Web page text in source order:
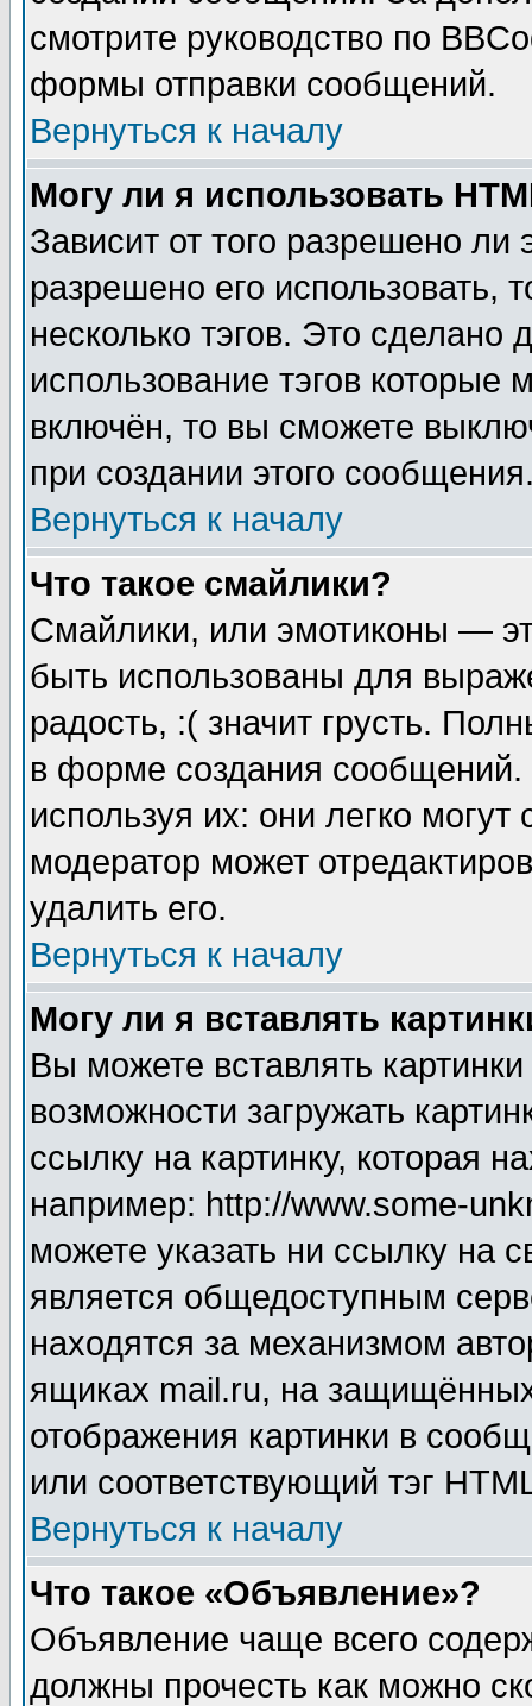
смотрите руководство по
формы отправки сообщений.
Вернуться к началу
Могу ли я использовать
Зависит от того разрешено
разрешено его использовать,
несколько тэгов. Это сделано
использование тэгов
включён, то вы сможете
при создании этого
Вернуться к началу
Что такое смайлики?
Смайлики, или эмотиконы —
быть использованы для
радость, :( значит грусть.
в форме создания сообщений.
используя их: они легко
модератор может
удалить его.
Вернуться к началу
Могу ли я вставлять
Вы можете вставлять
возможности загружать
ссылку на картинку, которая
например: http://www.some-
можете указать ни ссылку на
является общедоступным
находятся за механизмом
ящиках mail.ru, на
отображения картинки в
или соответствующий тэг
Вернуться к началу
Что такое «Объявление»?
Объявление чаще всего
должны прочесть как можно